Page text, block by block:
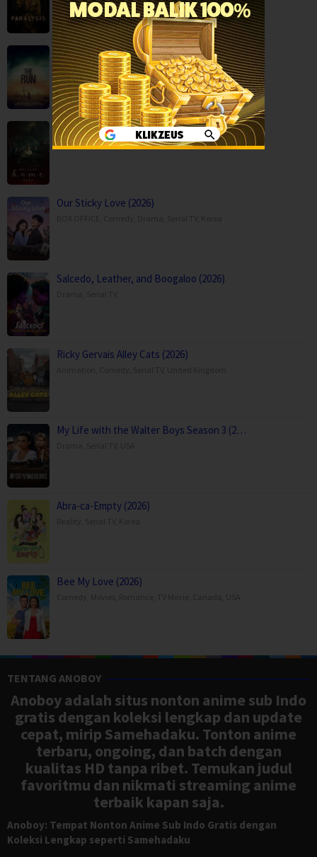
The Run (2025)
Action,Movies,Science Fiction,Thriller,Australia
Welcome Home Baby (2025)
Horror,Movies,Austria,Germany
Our Sticky Love (2026)
Salcedo, Leather, and Boogaloo (2026)
Ricky Gervais Alley Cats (2026)
My Life with the Walter Boys Season 3 (2…
Abra-ca-Empty (2026)
Bee My Love (2026)
TENTANG ANOBOY
Anoboy adalah situs nonton anime sub Indo
gratis dengan koleksi lengkap dan update
cepat, mirip Samehadaku. Tonton anime
terbaru, ongoing, dan batch dengan
kualitas HD tanpa ribet. Temukan judul
favoritmu dan nikmati streaming anime
terbaik kapan saja.
Anoboy: Tempat Nonton Anime Sub Indo Gratis dengan
Koleksi Lengkap seperti Samehadaku